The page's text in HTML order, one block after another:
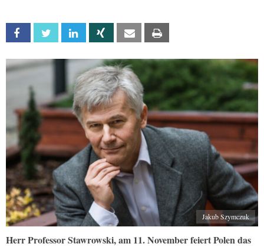
Facebook Twitter Linkedin Xing Email
Jakub Szymczuk
Herr Professor Stawrowski, am 11. November feiert Polen das